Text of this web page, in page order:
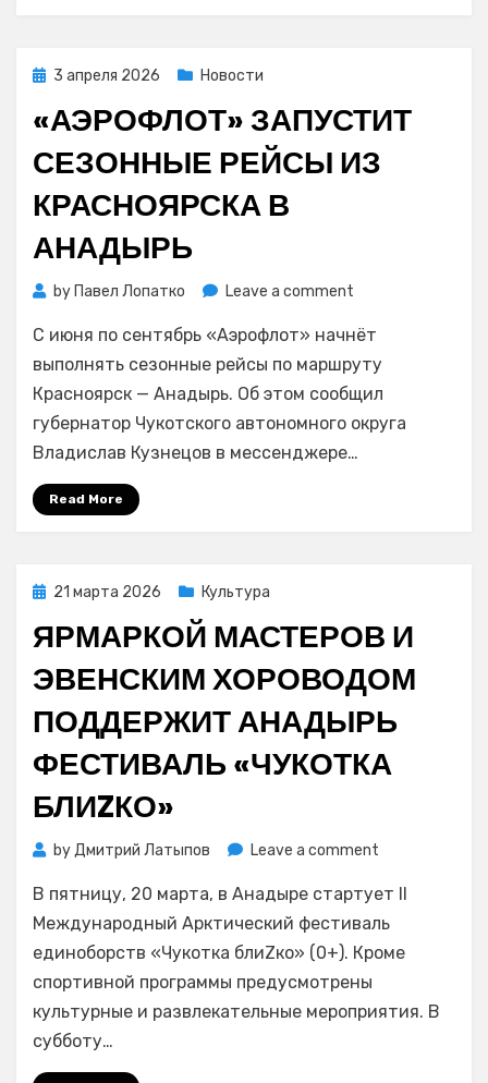
Posted
3 апреля 2026 Новости
«АЭРОФЛОТ» ЗАПУСТИТ
СЕЗОННЫЕ РЕЙСЫ ИЗ
КРАСНОЯРСКА В
АНАДЫРЬ
by Павел Лопатко Leave a comment
запустит
сезонные
рейсы
Красноярска
в
С июня по сентябрь «Аэрофлот» начнёт
выполнять сезонные рейсы по маршруту
Красноярск — Анадырь. Об этом сообщил
губернатор Чукотского автономного округа
Владислав Кузнецов в мессенджере…
Read More
Posted
21 марта 2026 Культура
ЯРМАРКОЙ МАСТЕРОВ И
ЭВЕНСКИМ ХОРОВОДОМ
ПОДДЕРЖИТ АНАДЫРЬ
ФЕСТИВАЛЬ «ЧУКОТКА
БЛИZКО»
byДмитрий Латыпов Leave a comment
мастеров
и
эвенским
Анадырь
В пятницу, 20 марта, в Анадыре стартует II
Международный Арктический фестиваль
единоборств «Чукотка блиZко» (0+). Кроме
спортивной программы предусмотрены
культурные и развлекательные мероприятия. В
субботу…